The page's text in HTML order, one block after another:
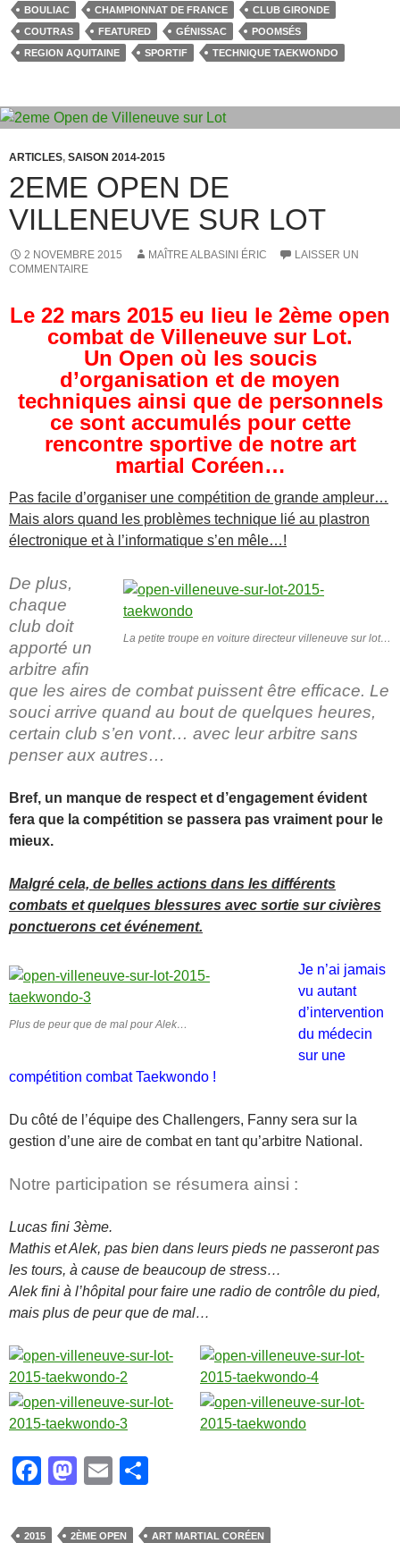
e
b
o
k
o
d
n
g
er
BOULIAC CHAMPIONNAT DE FRANCE
CLUB GIRONDE
COUTRAS
FEATURED GÉNISSAC
POOMSÉS
REGION AQUITAINE
SPORTIF TECHNIQUE TAEKWONDO
ARTICLES, SAISON 2014-2015
2EME OPEN DE
VILLENEUVE SUR LOT
2 NOVEMBRE 2015 MAÎTRE ALBASINI ÉRIC
LAISSER UN
COMMENTAIRE
Le 22 mars 2015 eu lieu le 2ème open
combat de Villeneuve sur Lot.
Un Open où les soucis
d’organisation et de moyen
techniques ainsi que de personnels
ce sont accumulés pour cette
rencontre sportive de notre art
martial Coréen…
Pas facile d’organiser une compétition de grande ampleur…
Mais alors quand les problèmes technique lié au plastron
électronique et à l’informatique s’en mêle…!
La petite troupe en voiture directeur villeneuve sur lot…
De plus,
chaque
club doit
apporté un
arbitre afin
que les aires de combat puissent être efficace. Le
souci arrive quand au bout de quelques heures,
certain club s’en vont… avec leur arbitre sans
penser aux autres…
Bref, un manque de respect et d’engagement évident
fera que la compétition se passera pas vraiment pour le
mieux.
Malgré cela, de belles actions dans les différents
combats et quelques blessures avec sortie sur civières
ponctuerons cet événement.
Plus de peur que de mal pour Alek…
Je n’ai jamais
vu autant
d’intervention
du médecin
sur une
compétition combat Taekwondo !
Du côté de l’équipe des Challengers, Fanny sera sur la
gestion d’une aire de combat en tant qu’arbitre National.
Notre participation se résumera ainsi :
Lucas fini 3ème.
Mathis et Alek, pas bien dans leurs pieds ne passeront pas
les tours, à cause de beaucoup de stress…
Alek fini à l’hôpital pour faire une radio de contrôle du pied,
mais plus de peur que de mal…
F
c
M
st
E
ail ta
2015 2ÈME OPEN ART MARTIAL CORÉEN